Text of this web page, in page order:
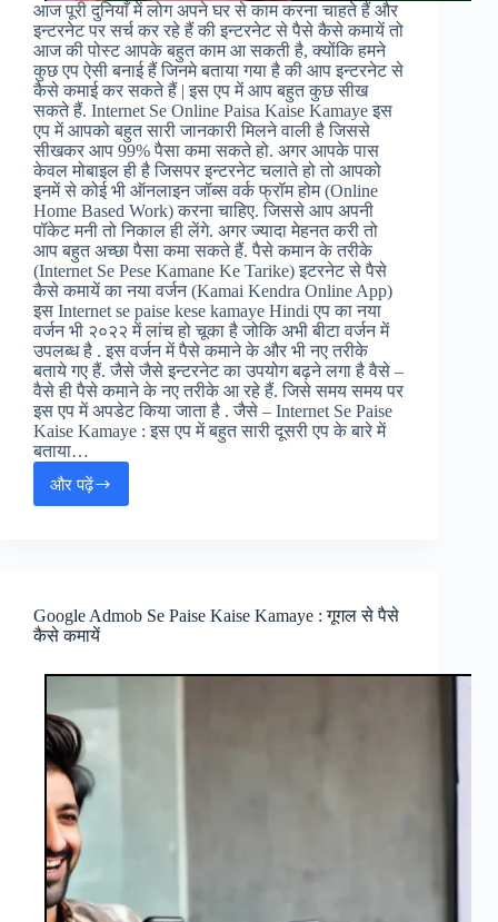
आज पूरी दुनियाँ में लोग अपने घर से काम करना चाहते हैं और
इन्टरनेट पर सर्च कर रहे हैं की इन्टरनेट से पैसे कैसे कमायें तो
आज की पोस्ट आपके बहुत काम आ सकती है, क्योंकि हमने
कुछ एप ऐसी बनाई हैं जिनमे बताया गया है की आप इन्टरनेट से
कैसे कमाई कर सकते हैं | इस एप में आप बहुत कुछ सीख
सकते हैं. Internet Se Online Paisa Kaise Kamaye इस
एप में आपको बहुत सारी जानकारी मिलने वाली है जिससे
सीखकर आप 99% पैसा कमा सकते हो. अगर आपके पास
केवल मोबाइल ही है जिसपर इन्टरनेट चलाते हो तो आपको
इनमें से कोई भी ऑनलाइन जॉब्स वर्क फ्रॉम होम (Online
Home Based Work) करना चाहिए. जिससे आप अपनी
पॉकेट मनी तो निकाल ही लेंगे. अगर ज्यादा मेहनत करी तो
आप बहुत अच्छा पैसा कमा सकते हैं. पैसे कमान के तरीके
(Internet Se Pese Kamane Ke Tarike) इटरनेट से पैसे
कैसे कमायें का नया वर्जन (Kamai Kendra Online App)
इस Internet se paise kese kamaye Hindi एप का नया
वर्जन भी २०२२ में लांच हो चूका है जोकि अभी बीटा वर्जन में
उपलब्ध है . इस वर्जन में पैसे कमाने के और भी नए तरीके
बताये गए हैं. जैसे जैसे इन्टरनेट का उपयोग बढ़ने लगा है वैसे –
वैसे ही पैसे कमाने के नए तरीके आ रहे हैं. जिसे समय समय पर
इस एप में अपडेट किया जाता है . जैसे – Internet Se Paise
Kaise Kamaye : इस एप में बहुत सारी दूसरी एप के बारे में
बताया…
और पढ़ेंInternet
:
ऑनलाइन
फ्रॉम
होम
जॉब्स
Google Admob Se Paise Kaise Kamaye : गूगल से पैसे
कैसे कमायें